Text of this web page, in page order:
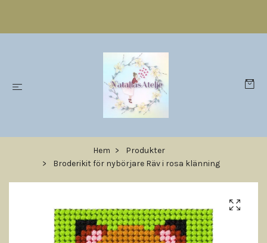
Hem
Produkter
Broderikit för nybörjare Räv i rosa klänning